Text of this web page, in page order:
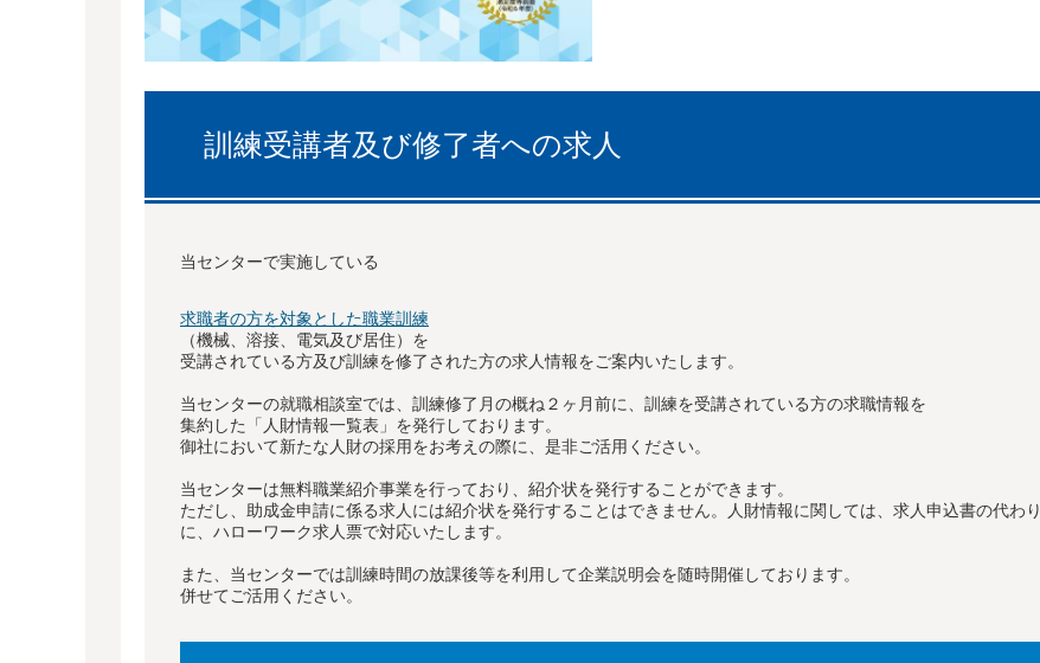
訓練受講者及び修了者への求人
当センターで実施している
求職者の方を対象とした職業訓練
（機械、溶接、電気及び居住）を
受講されている方及び訓練を修了された方の求人情報をご案内いたします。
当センターの就職相談室では、訓練修了月の概ね２ヶ月前に、訓練を受講されている方の求職情報を
集約した「人財情報一覧表」を発行しております。
御社において新たな人財の採用をお考えの際に、是非ご活用ください。
当センターは無料職業紹介事業を行っており、紹介状を発行することができます。
ただし、助成金申請に係る求人には紹介状を発行することはできません。人財情報に関しては、求人申込書の代わり
に、ハローワーク求人票で対応いたします。
また、当センターでは訓練時間の放課後等を利用して企業説明会を随時開催しております。
併せてご活用ください。